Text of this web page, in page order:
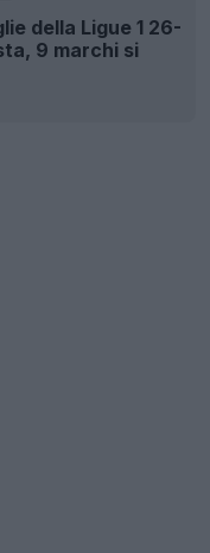
della Ligue 1 26-
9 marchi si